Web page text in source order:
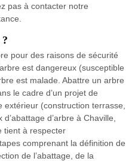
pas à contacter notre
pour des raisons de sécurité
est dangereux (susceptible
est malade. Abattre un arbre
le cadre d’un projet de
(construction terrasse,
d’arbre à Chaville,
tient à respecter
comprenant la définition de
de l’abattage, de la